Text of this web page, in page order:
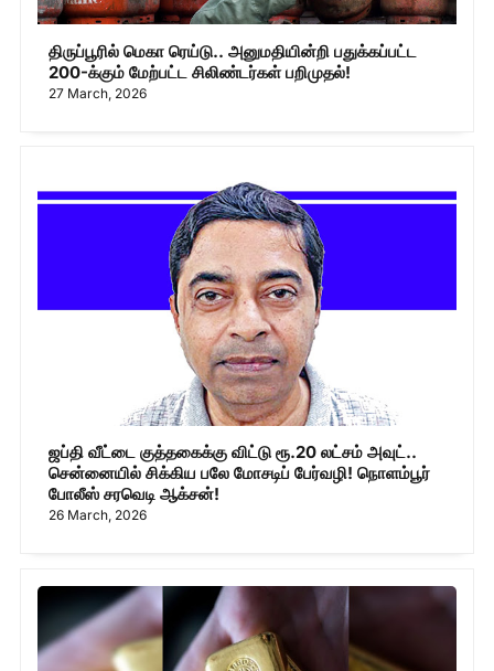
திருப்பூரில் மெகா ரெய்டு.. அனுமதியின்றி பதுக்கப்பட்ட
200-க்கும் மேற்பட்ட சிலிண்டர்கள் பறிமுதல்!
27 March, 2026
ஜப்தி வீட்டை குத்தகைக்கு விட்டு ரூ.20 லட்சம் அவுட்..
சென்னையில் சிக்கிய பலே மோசடிப் பேர்வழி! நொளம்பூர்
போலீஸ் சரவெடி ஆக்சன்!
26 March, 2026